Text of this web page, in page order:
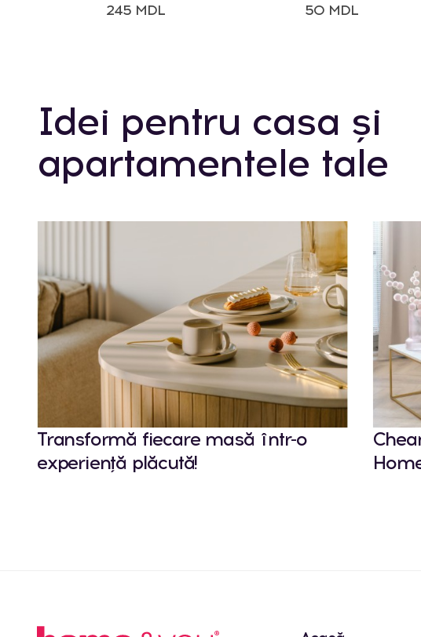
245 MDL
50 MDL
Idei pentru casa și
apartamentele tale
Transformă fiecare masă într-o
experiență plăcută!